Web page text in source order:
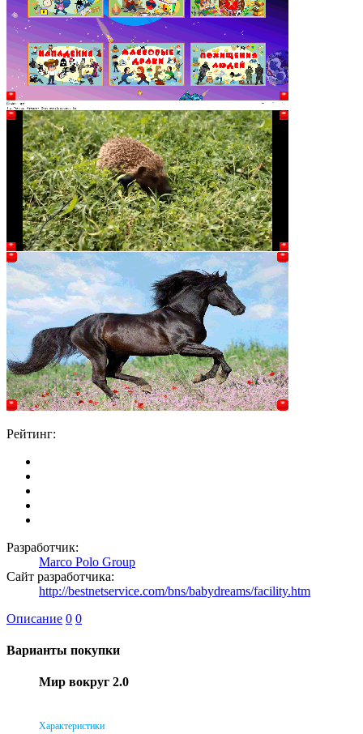
Рейтинг:
Разработчик:
Marco Polo Group
Сайт разработчика:
http://bestnetservice.com/bns/babydreams/facility.htm
Описание 0 0
Варианты покупки
Мир вокруг 2.0
Характеристики